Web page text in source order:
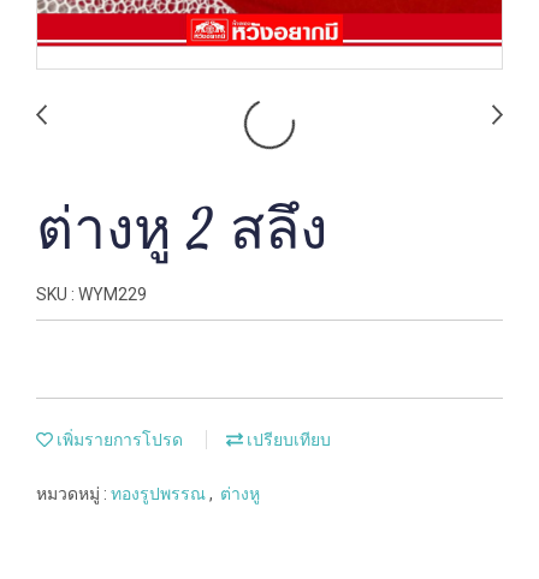
ต่างหู 2 สลึง
SKU : WYM229
เพิ่มรายการโปรด เปรียบเทียบ
หมวดหมู่ : ทองรูปพรรณ, ต่างหู